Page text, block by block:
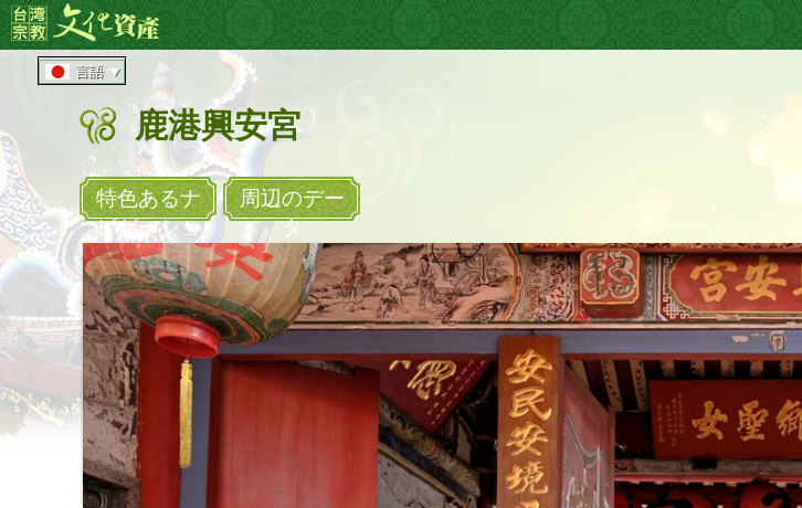
メ
イ
ン
ン
ツ
エ
リ
ア
へ
直
接
移
動
す
る
:::
言語
鹿港興安宮
特色あるナ
ビゲーショ
周辺のデー
タ